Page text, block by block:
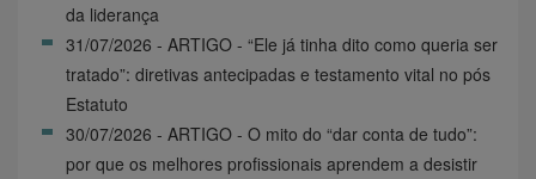
da liderança
31/07/2026 - ARTIGO - “Ele já tinha dito como queria ser
tratado”: diretivas antecipadas e testamento vital no pós
Estatuto
30/07/2026 - ARTIGO - O mito do “dar conta de tudo”:
por que os melhores profissionais aprendem a desistir